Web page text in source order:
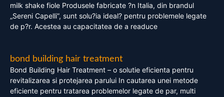
milk shake fiole Produsele fabricate ?n Italia, din brandul
„Sereni Capelli”, sunt solu?ia ideal? pentru problemele legate
de p?r. Acestea au capacitatea de a readuce
bond building hair treatment
Bond Building Hair Treatment – o solutie eficienta pentru
revitalizarea si protejarea parului In cautarea unei metode
eficiente pentru tratarea problemelor legate de par, multi